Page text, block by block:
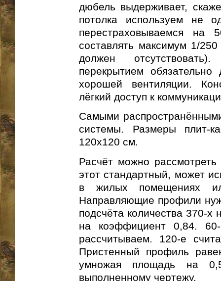
дюбель выдерживает,
потолка используем не
перестраховываемся на
составлять максимум 1/
должен
перекрытием
хорошей вентиляции.
лёгкий доступ к
Самыми
системы. Размеры плит-
120х120 см.
Расчёт можно
этот стандартный, может
в жилых помещениях
Направляющие профили
подсчёта количества 370-
на коэффициент 0,84.
рассчитываем. 120-е
Пристенный профиль
умножая площадь на
выполненному чертежу.